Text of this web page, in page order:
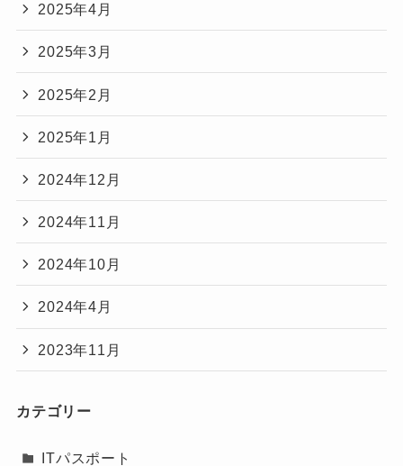
2025年4月
2025年3月
2025年2月
2025年1月
2024年12月
2024年11月
2024年10月
2024年4月
2023年11月
カテゴリー
ITパスポート